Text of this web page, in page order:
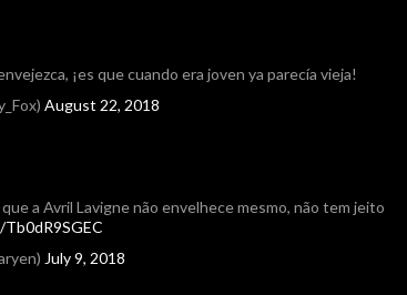
¡es que cuando era joven ya parecía vieja!
August 22, 2018
a Avril Lavigne não envelhece mesmo, não tem jeito
July 9, 2018